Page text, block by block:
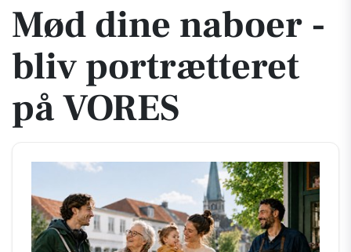
Mød dine naboer -
bliv portrætteret
på VORES